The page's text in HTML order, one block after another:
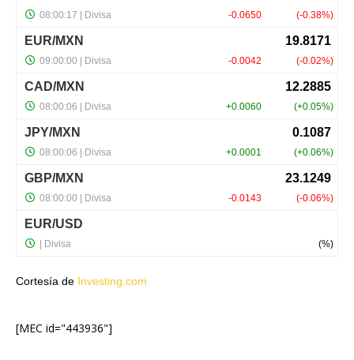
Cortesía de Investing.com
[MEC id="443936"]